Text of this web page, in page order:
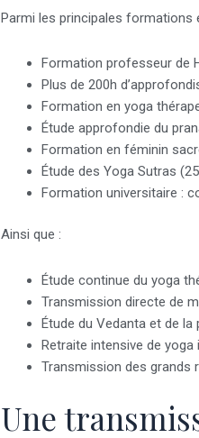
Parmi les principales formations
Formation professeur de
Plus de 200h
Formation en yoga
Étude approfondie du
Formation en féminin
Étude des Yoga Sutras
Formation universitaire :
Ainsi que :
Étude continue du yoga
Transmission directe de
Étude du Vedanta et de la
Retraite intensive de
Transmission des grands
Une